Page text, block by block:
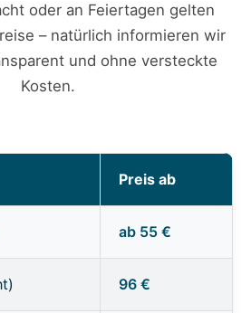
oder an Feiertagen gelten
– natürlich informieren wir
und ohne versteckte
Kosten.
Preis ab
ab 55 €
96 €